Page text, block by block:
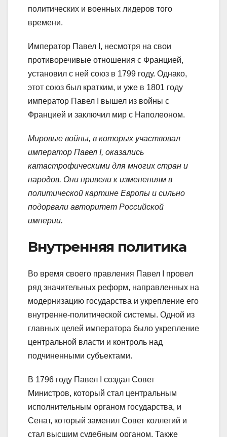
политических и военных лидеров того
времени.
Император Павел I, несмотря на свои
противоречивые отношения с Францией,
установил с ней союз в 1799 году. Однако,
этот союз был кратким, и уже в 1801 году
император Павел I вышел из войны с
Францией и заключил мир с Наполеоном.
Мировые войны, в которых участвовал
император Павел I, оказались
катастрофическими для многих стран и
народов. Они привели к изменениям в
политической картине Европы и сильно
подорвали авторитет Российской
империи.
Внутренняя политика
Во время своего правления Павел I провел
ряд значительных реформ, направленных на
модернизацию государства и укрепление его
внутренне-политической системы. Одной из
главных целей императора было укрепление
центральной власти и контроль над
подчиненными субъектами.
В 1796 году Павел I создал Совет
Министров, который стал центральным
исполнительным органом государства, и
Сенат, который заменил Совет коллегий и
стал высшим судебным органом. Также